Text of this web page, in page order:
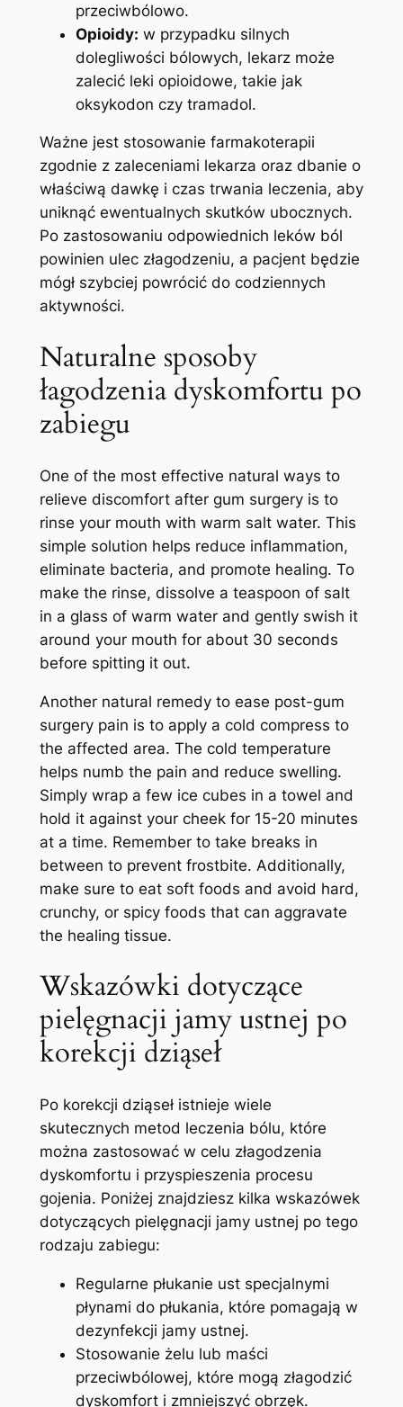
przeciwbólowo.
Opioidy: w przypadku‌ silnych
dolegliwości⁤ bólowych, lekarz może
zalecić leki opioidowe, takie⁤ jak
oksykodon czy⁤ tramadol.
Ważne jest stosowanie farmakoterapii⁢
zgodnie z ‌zaleceniami lekarza oraz dbanie o
właściwą dawkę ⁢i czas‌ trwania⁣ leczenia,⁢ aby
uniknąć ewentualnych skutków ⁢ubocznych.
Po zastosowaniu odpowiednich‌ leków ból
powinien ulec złagodzeniu, a‌ pacjent będzie
mógł ⁢szybciej powrócić do codziennych‌
aktywności.
Naturalne sposoby‍
łagodzenia⁣ dyskomfortu ​po‌
zabiegu
One of ⁢the‌ most effective natural ways to
relieve discomfort after ‍gum surgery is to⁣
rinse your ⁣mouth with warm salt water. This
simple solution helps reduce inflammation,
eliminate bacteria, ⁤and promote healing. To
‌make the rinse, dissolve a⁢ teaspoon⁢ of salt‌
in a glass‌ of warm ⁤water and ⁢gently swish it
around ⁢your mouth for about 30 seconds
⁢before spitting it out.
Another natural remedy to ease‍ post-gum
surgery pain ⁤is to apply a⁣ cold compress to
the affected area. The cold temperature
helps numb ​the pain and reduce swelling.
Simply wrap a few ice ⁢cubes in a towel and
‌hold it against ​your cheek for 15-20 ​minutes
at a‍ time. Remember to take breaks in
between ⁣to⁢ prevent frostbite.‍ Additionally,
make sure​ to⁤ eat soft foods and avoid hard,
crunchy, or‌ spicy foods that‌ can aggravate
⁢the healing tissue.
Wskazówki dotyczące
pielęgnacji jamy ustnej po
⁢korekcji dziąseł
Po korekcji⁤ dziąseł istnieje⁢ wiele⁣
skutecznych metod leczenia bólu, które
można ‍zastosować w celu złagodzenia
dyskomfortu i przyspieszenia ⁢procesu
gojenia.‍ Poniżej znajdziesz‌ kilka wskazówek
dotyczących pielęgnacji jamy ustnej po tego
rodzaju ⁣zabiegu:
Regularne płukanie ust specjalnymi​
płynami⁢ do płukania, które pomagają w
dezynfekcji jamy ustnej.
Stosowanie‌ żelu lub maści
przeciwbólowej, które mogą złagodzić
dyskomfort i zmniejszyć obrzęk.